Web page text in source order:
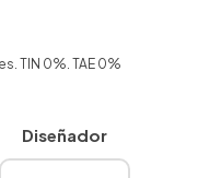
TIN 0%. TAE 0%
Diseñador